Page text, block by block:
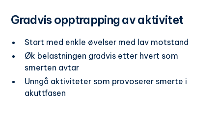
Gradvis opptrapping av aktivitet
Start med enkle øvelser med lav motstand
Øk belastningen gradvis etter hvert som
smerten avtar
Unngå aktiviteter som provoserer smerte i
akuttfasen